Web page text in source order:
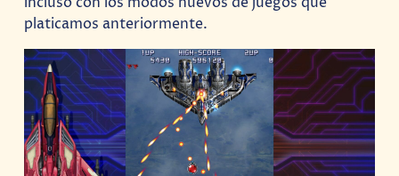
platicamos anteriormente.